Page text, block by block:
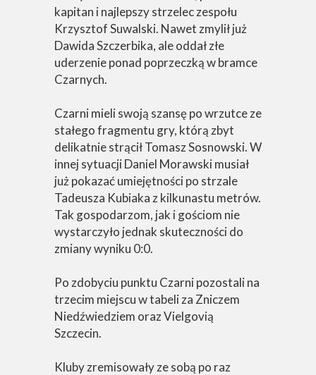
kapitan i najlepszy strzelec zespołu
Krzysztof Suwalski. Nawet zmylił już
Dawida Szczerbika, ale oddał złe
uderzenie ponad poprzeczką w bramce
Czarnych.
Czarni mieli swoją szansę po wrzutce ze
stałego fragmentu gry, którą zbyt
delikatnie strącił Tomasz Sosnowski. W
innej sytuacji Daniel Morawski musiał
już pokazać umiejętności po strzale
Tadeusza Kubiaka z kilkunastu metrów.
Tak gospodarzom, jak i gościom nie
wystarczyło jednak skuteczności do
zmiany wyniku 0:0.
Po zdobyciu punktu Czarni pozostali na
trzecim miejscu w tabeli za Zniczem
Niedźwiedziem oraz Vielgovią
Szczecin.
Kluby zremisowały ze sobą po raz